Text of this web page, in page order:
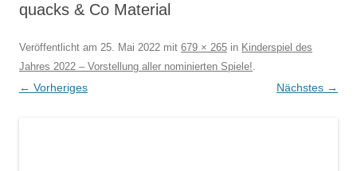
quacks & Co Material
Veröffentlicht am 25. Mai 2022 mit 679 × 265 in Kinderspiel des
Jahres 2022 – Vorstellung aller nominierten Spiele!.
← Vorheriges Nächstes →